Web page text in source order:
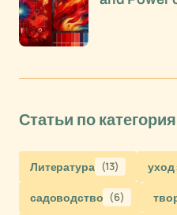
Статьи по
Литература (13) уход
садоводство (6)